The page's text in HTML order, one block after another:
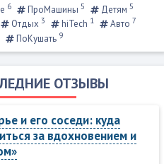
6 ПроМашины 5 Детям 5
Отдых 3 hiTech 1 Авто 7
ПоКушать 9
ОТЗЫВЫ
и его соседи: куда
за вдохновением и